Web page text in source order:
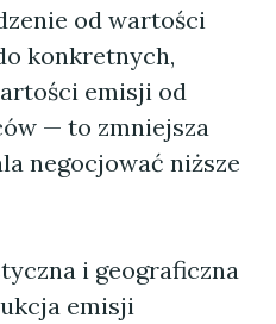
od wartości
konkretnych,
emisji od
— to zmniejsza
negocjować niższe
i geograficzna
emisji